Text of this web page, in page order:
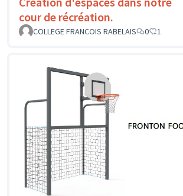
cour de récréation.
COLLEGE FRANCOIS RABELAIS
0 1